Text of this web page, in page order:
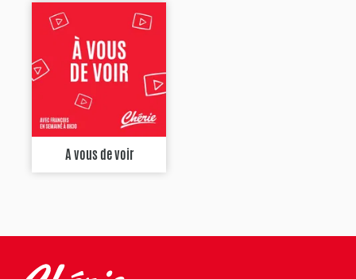
A vous de voir